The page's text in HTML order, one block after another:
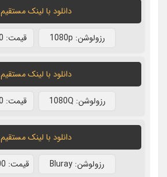
دانلود با لينک مستقيم
رزولوشن: 1080p قيمت: 9000 تومان
دانلود با لينک مستقيم
رزولوشن: 1080Q قيمت: 9500 تومان
دانلود با لينک مستقيم
رزولوشن: Bluray قيمت: 10000 تومان